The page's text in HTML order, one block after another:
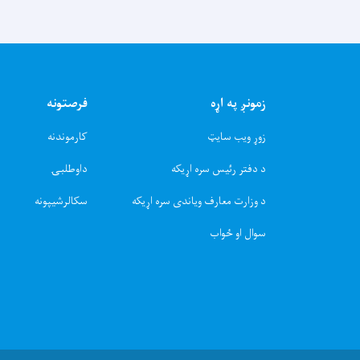
زمونږ په اړه
زوړ ویب سایټ
د دفتر رئیس سره اړیکه
د وزارت معارف ویاندی سره اړیکه
سوال او ځواب
فرصتونه
کارموندنه
داوطلبۍ
سکالرشیپونه